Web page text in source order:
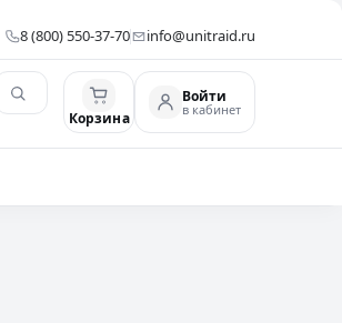
8 (800) 550-37-70 info@unitraid.ru
Корзина
Войти
в кабинет